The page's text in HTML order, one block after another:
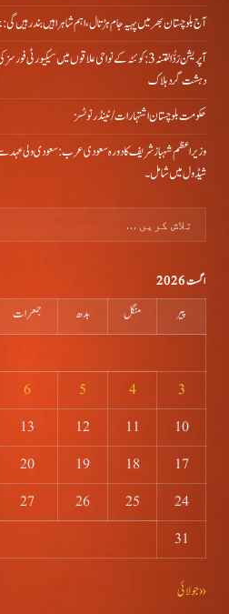
آج بلوچستان بھر میں پہیہ جام ہڑتال، اہم شاہراہیں بند رہیں
آپریشن رَدُّ الفتنہ 3: کوئٹہ کے نواحی علاقوں میں
دہشت گرد ہلاک
حکومت بلوچستان اشتہارات/ ٹینڈر نوٹسز
وزیراعظم شہباز شریف کا دورہ سعودی عرب: سعودی ولی عہد سے
شیڈول میں شامل۔
کریں
اگست 2026
پیر منگل بدھ جمعرات
3
4
5
6
10
11
12
13
17
18
19
20
24
25
26
27
31
« جولائی